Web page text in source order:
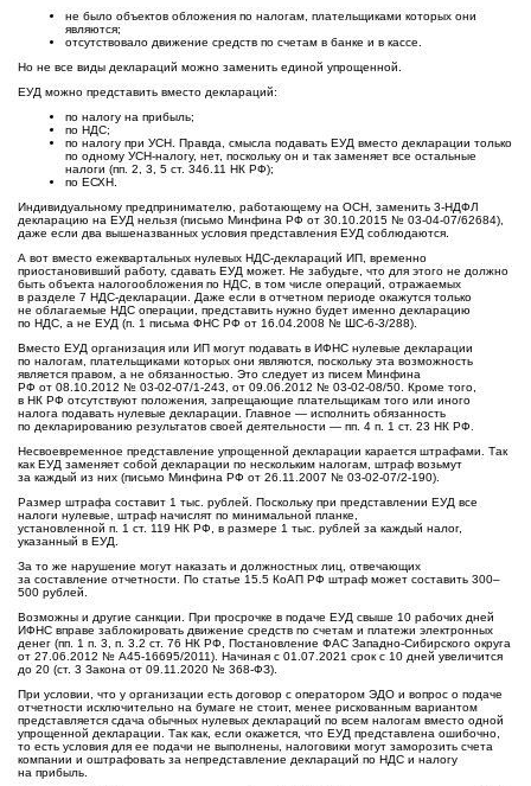
не было объектов обложения по налогам, плательщиками которых они
являются;
отсутствовало движение средств по счетам в банке и в кассе.
Но не все виды деклараций можно заменить единой упрощенной.
ЕУД можно представить вместо деклараций:
по налогу на прибыль;
по НДС;
по налогу при УСН. Правда, смысла подавать ЕУД вместо декларации только
по одному УСН-налогу, нет, поскольку он и так заменяет все остальные
налоги (пп. 2, 3, 5 ст. 346.11 НК РФ);
по ЕСХН.
Индивидуальному предпринимателю, работающему на ОСН, заменить 3-НДФЛ
декларацию на ЕУД нельзя (письмо Минфина РФ от 30.10.2015 № 03-04-07/62684),
даже если два вышеназванных условия представления ЕУД соблюдаются.
А вот вместо ежеквартальных нулевых НДС-деклараций ИП, временно
приостановивший работу, сдавать ЕУД может. Не забудьте, что для этого не должно
быть объекта налогообложения по НДС, в том числе операций, отражаемых
в разделе 7 НДС-декларации. Даже если в отчетном периоде окажутся только
не облагаемые НДС операции, представить нужно будет именно декларацию
по НДС, а не ЕУД (п. 1 письма ФНС РФ от 16.04.2008 № ШС-6-3/288).
Вместо ЕУД организация или ИП могут подавать в ИФНС нулевые декларации
по налогам, плательщиками которых они являются, поскольку эта возможность
является правом, а не обязанностью. Это следует из писем Минфина
РФ от 08.10.2012 № 03-02-07/1-243, от 09.06.2012 № 03-02-08/50. Кроме того,
в НК РФ отсутствуют положения, запрещающие плательщикам того или иного
налога подавать нулевые декларации. Главное — исполнить обязанность
по декларированию результатов своей деятельности — пп. 4 п. 1 ст. 23 НК РФ.
Несвоевременное представление упрощенной декларации карается штрафами. Так
как ЕУД заменяет собой декларации по нескольким налогам, штраф возьмут
за каждый из них (письмо Минфина РФ от 26.11.2007 № 03-02-07/2-190).
Размер штрафа составит 1 тыс. рублей. Поскольку при представлении ЕУД все
налоги нулевые, штраф начислят по минимальной планке,
установленной п. 1 ст. 119 НК РФ, в размере 1 тыс. рублей за каждый налог,
указанный в ЕУД.
За то же нарушение могут наказать и должностных лиц, отвечающих
за составление отчетности. По статье 15.5 КоАП РФ штраф может составить 300–
500 рублей.
Возможны и другие санкции. При просрочке в подаче ЕУД свыше 10 рабочих дней
ИФНС вправе заблокировать движение средств по счетам и платежи электронных
денег (пп. 1 п. 3, п. 3.2 ст. 76 НК РФ, Постановление ФАС Западно-Сибирского округа
от 27.06.2012 № А45-16695/2011). Начиная с 01.07.2021 срок с 10 дней увеличится
до 20 (ст. 3 Закона от 09.11.2020 № 368-ФЗ).
При условии, что у организации есть договор с оператором ЭДО и вопрос о подаче
отчетности исключительно на бумаге не стоит, менее рискованным вариантом
представляется сдача обычных нулевых деклараций по всем налогам вместо одной
упрощенной декларации. Так как, если окажется, что ЕУД представлена ошибочно,
то есть условия для ее подачи не выполнены, налоговики могут заморозить счета
компании и оштрафовать за непредставление деклараций по НДС и налогу
на прибыль.